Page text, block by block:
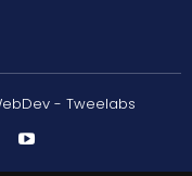
- Tweelabs